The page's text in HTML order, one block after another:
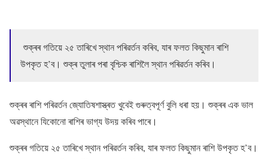
শুক্ৰৰ গতিয়ে ২৫ তাৰিখে স্থান পৰিৱৰ্তন কৰিব, যাৰ ফলত কিছুমান ৰাশি
উপকৃত হ’ব। শুক্ৰ তুলাৰ পৰা বৃশ্চিক ৰাশিলৈ স্থান পৰিৱৰ্তন কৰিব।
শুক্ৰৰ ৰাশি পৰিৱৰ্তন জ্যোতিষশাস্ত্ৰত খুবেই গুৰুত্বপূৰ্ণ বুলি ধৰা হয়। শুক্ৰৰ এক ভাল
অৱস্থানে যিকোনো ৰাশিৰ ভাগ্য উদয় কৰিব পাৰে।
শুক্ৰৰ গতিয়ে ২৫ তাৰিখে স্থান পৰিৱৰ্তন কৰিব, যাৰ ফলত কিছুমান ৰাশি উপকৃত হ’ব।